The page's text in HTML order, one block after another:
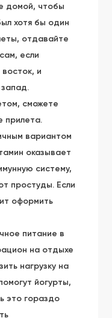
домой, чтобы
хотя бы один
отдавайте
если
и
сможете
прилета.
вариантом
оказывает
систему,
простуды. Если
оформить
питание в
на отдыхе
нагрузку на
йогурты,
это гораздо